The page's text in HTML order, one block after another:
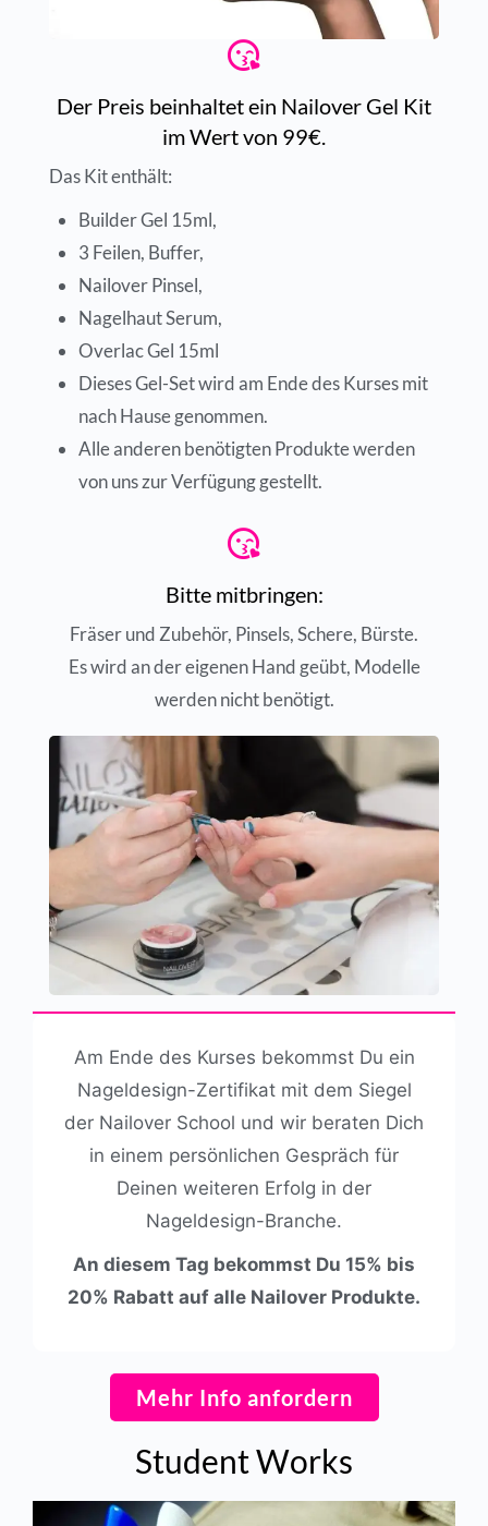
Der Preis beinhaltet ein Nailover Gel Kit
im Wert von 99€.
Das Kit enthält:
Builder Gel 15ml,
3 Feilen, Buffer,
Nailover Pinsel,
Nagelhaut Serum,
Overlac Gel 15ml
Dieses Gel-Set wird am Ende des Kurses mit
nach Hause genommen.
Alle anderen benötigten Produkte werden
von uns zur Verfügung gestellt.
Bitte mitbringen:
Fräser und Zubehör, Pinsels, Schere, Bürste.
Es wird an der eigenen Hand geübt, Modelle
werden nicht benötigt.
Am Ende des Kurses bekommst Du ein
Nageldesign-Zertifikat mit dem Siegel
der Nailover School und wir beraten Dich
in einem persönlichen Gespräch für
Deinen weiteren Erfolg in der
Nageldesign-Branche.
An diesem Tag bekommst Du 15% bis
20% Rabatt auf alle Nailover Produkte.
Mehr Info anfordern
Student Works